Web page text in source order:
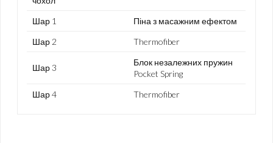
Шар 1
Піна з масажним ефектом
Шар 2
Thermofiber
Шар 3
Блок незалежних пружин
Pocket Spring
Шар 4
Thermofiber